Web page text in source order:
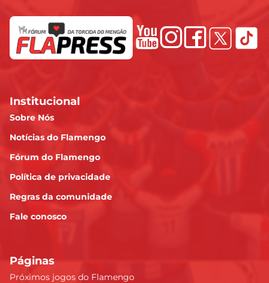
Institucional
Sobre Nós
Notícias do Flamengo
Fórum do Flamengo
Política de privacidade
Regras da comunidade
Fale conosco
Páginas
Próximos jogos do Flamengo